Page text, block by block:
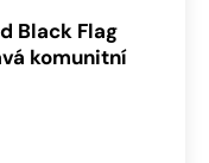
Black Flag
komunitní